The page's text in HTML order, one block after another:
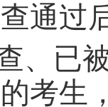
通过
、已
考生